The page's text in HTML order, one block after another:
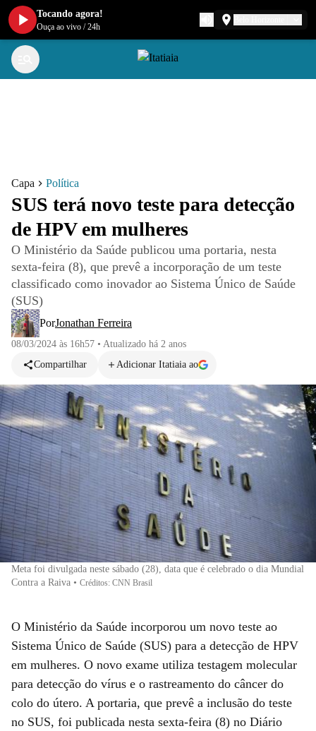
Capa Política
SUS terá novo teste para detecção
de HPV em mulheres
O Ministério da Saúde publicou uma portaria, nesta
sexta-feira (8), que prevê a incorporação de um teste
classificado como inovador ao Sistema Único de Saúde
(SUS)
PorJonathan Ferreira
08/03/2024 às 16h57 • Atualizado há 2 anos
Compartilhar
Adicionar Itatiaia ao
Meta foi divulgada neste sábado (28), data que é celebrado o dia Mundial
Contra a Raiva • Créditos: CNN Brasil
O Ministério da Saúde incorporou um novo teste ao
Sistema Único de Saúde (SUS) para a detecção de HPV
em mulheres. O novo exame utiliza testagem molecular
para detecção do vírus e o rastreamento do câncer do
colo do útero. A portaria, que prevê a inclusão do teste
no SUS, foi publicada nesta sexta-feira (8) no Diário
Tocando agora!
Ouça ao vivo /24h